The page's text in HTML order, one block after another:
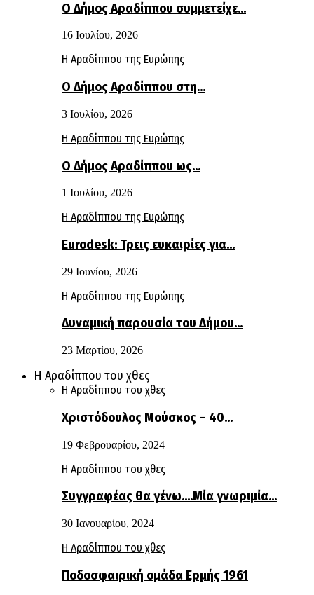
Ο Δήμος Αραδίππου συμμετείχε…
16 Ιουλίου, 2026
Η Αραδίππου της Ευρώπης
Ο Δήμος Αραδίππου στη…
3 Ιουλίου, 2026
Η Αραδίππου της Ευρώπης
Ο Δήμος Αραδίππου ως…
1 Ιουλίου, 2026
Η Αραδίππου της Ευρώπης
Eurodesk: Τρεις ευκαιρίες για…
29 Ιουνίου, 2026
Η Αραδίππου της Ευρώπης
Δυναμική παρουσία του Δήμου…
23 Μαρτίου, 2026
Η Αραδίππου του χθες
Η Αραδίππου του χθες
Χριστόδουλος Μούσκος – 40…
19 Φεβρουαρίου, 2024
Η Αραδίππου του χθες
Συγγραφέας θα γένω….Μία γνωριμία…
30 Ιανουαρίου, 2024
Η Αραδίππου του χθες
Ποδοσφαιρική ομάδα Ερμής 1961